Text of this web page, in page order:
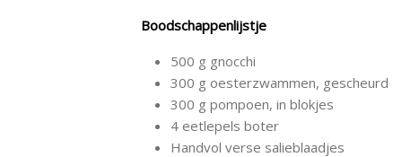
Boodschappenlijstje
500 g gnocchi
300 g oesterzwammen, gescheurd
300 g pompoen, in blokjes
4 eetlepels boter
Handvol verse salieblaadjes